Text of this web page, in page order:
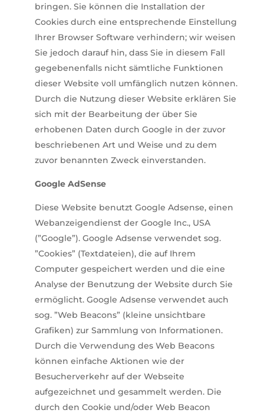
bringen. Sie können die Installation der
Cookies durch eine entsprechende Einstellung
Ihrer Browser Software verhindern; wir weisen
Sie jedoch darauf hin, dass Sie in diesem Fall
gegebenenfalls nicht sämtliche Funktionen
dieser Website voll umfänglich nutzen können.
Durch die Nutzung dieser Website erklären Sie
sich mit der Bearbeitung der über Sie
erhobenen Daten durch Google in der zuvor
beschriebenen Art und Weise und zu dem
zuvor benannten Zweck einverstanden.
Google AdSense
Diese Website benutzt Google Adsense, einen
Webanzeigendienst der Google Inc., USA
(”Google”). Google Adsense verwendet sog.
”Cookies” (Textdateien), die auf Ihrem
Computer gespeichert werden und die eine
Analyse der Benutzung der Website durch Sie
ermöglicht. Google Adsense verwendet auch
sog. ”Web Beacons” (kleine unsichtbare
Grafiken) zur Sammlung von Informationen.
Durch die Verwendung des Web Beacons
können einfache Aktionen wie der
Besucherverkehr auf der Webseite
aufgezeichnet und gesammelt werden. Die
durch den Cookie und/oder Web Beacon